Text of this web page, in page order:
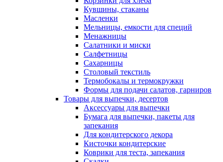
Кувшины, стаканы
Масленки
Мельницы, емкости для специй
Менажницы
Салатники и миски
Салфетницы
Сахарницы
Столовый текстиль
Термобокалы и термокружки
Формы для подачи салатов, гарниров
Товары для выпечки, десертов
Аксессуары для выпечки
Бумага для выпечки, пакеты для
запекания
Для кондитерского декора
Кисточки кондитерские
Коврики для теста, запекания